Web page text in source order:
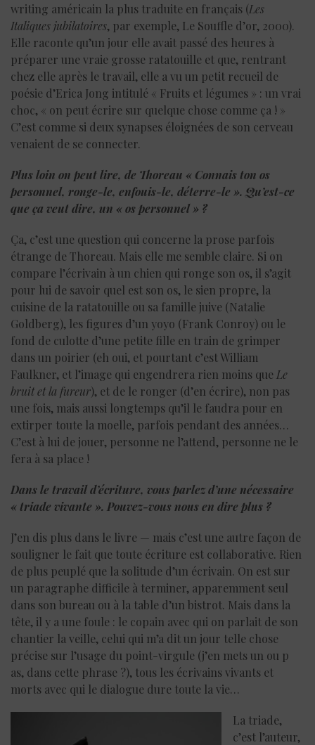
writing américain la plus traduite en français (Les
Italiques jubilatoires, par exemple, Le Souffle d’or, 2000).
Elle raconte qu’un jour elle avait passé des heures à
préparer une vraie grosse ratatouille et que, rentrant
chez elle après le travail, elle a vu un petit recueil de
poésie d’Erica Jong intitulé « Fruits et légumes » : un vrai
choc, « on peut écrire sur quelque chose comme ça ! »
C’est comme si deux synapses éloignées de son cerveau
venaient de se connecter.
Plus loin on peut lire, de Thoreau « Connais ton os
personnel, ronge-le, enfouis-le, déterre-le ». Qu’est-ce
que ça veut dire, un « os personnel » ?
Ça, c’est une question qui concerne la prose parfois
étrange de Thoreau. Mais elle me semble claire. Si on
compare l’écrivain à un chien qui ronge son os, il s’agit
pour lui de savoir quel est son os, le sien propre, la
cuisine de la ratatouille ou sa famille juive (Natalie
Goldberg), les figures d’un yoyo (Frank Conroy) ou le
fond de culotte d’une petite fille en train de grimper
dans un poirier (eh oui, et pourtant c’est William
Faulkner, et l’image qui engendrera rien moins que Le
bruit et la fureur), et de le ronger (d’en écrire), non pas
une fois, mais aussi longtemps qu’il le faudra pour en
extirper toute la moelle, parfois pendant des années…
C’est à lui de jouer, personne ne l’attend, personne ne le
fera à sa place !
Dans le travail d’écriture, vous parlez d’une nécessaire
« triade vivante ». Pouvez-vous nous en dire plus ?
J’en dis plus dans le livre — mais c’est une autre façon de
souligner le fait que toute écriture est collaborative. Rien
de plus peuplé que la solitude d’un écrivain. On est sur
un paragraphe difficile à terminer, apparemment seul
dans son bureau ou à la table d’un bistrot. Mais dans la
tête, il y a une foule : le copain avec qui on parlait de son
chantier la veille, celui qui m’a dit un jour telle chose
précise sur l’usage du point-virgule (j’en mets un ou p
as, dans cette phrase ?), tous les écrivains vivants et
morts avec qui le dialogue dure toute la vie…
La triade,
c’est l’auteur,